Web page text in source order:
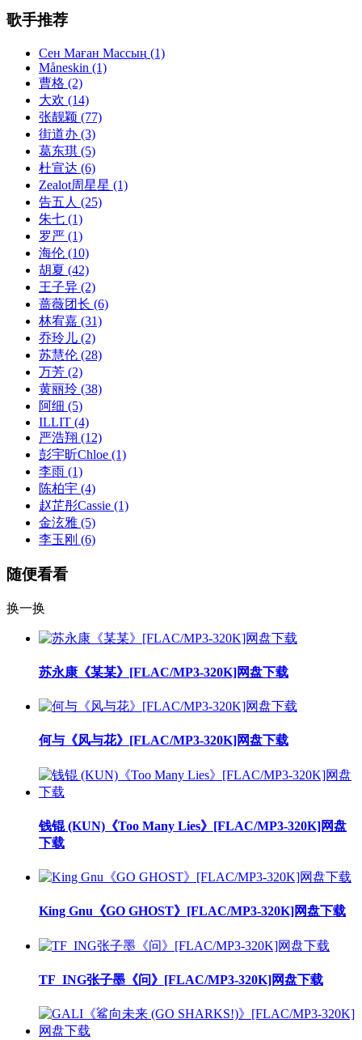
歌手推荐
Сен Маған Массың (1)
Måneskin (1)
曹格 (2)
大欢 (14)
张靓颖 (77)
街道办 (3)
葛东琪 (5)
杜宣达 (6)
Zealot周星星 (1)
告五人 (25)
朱七 (1)
罗严 (1)
海伦 (10)
胡夏 (42)
王子异 (2)
蔷薇团长 (6)
林宥嘉 (31)
乔玲儿 (2)
苏慧伦 (28)
万芳 (2)
黄丽玲 (38)
阿细 (5)
ILLIT (4)
严浩翔 (12)
彭宇昕Chloe (1)
李雨 (1)
陈柏宇 (4)
赵芷彤Cassie (1)
金泫雅 (5)
李玉刚 (6)
随便看看
换一换
苏永康《某某》[FLAC/MP3-320K]网盘下载
何与《风与花》[FLAC/MP3-320K]网盘下载
钱锟 (KUN)《Too Many Lies》[FLAC/MP3-320K]网盘
下载
King Gnu《GO GHOST》[FLAC/MP3-320K]网盘下载
TF_ING张子墨《问》[FLAC/MP3-320K]网盘下载